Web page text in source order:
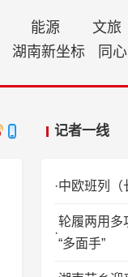
能源 文旅
湖南新坐标 同
记者一线
中欧班列（
轮履两用多
“多面手”